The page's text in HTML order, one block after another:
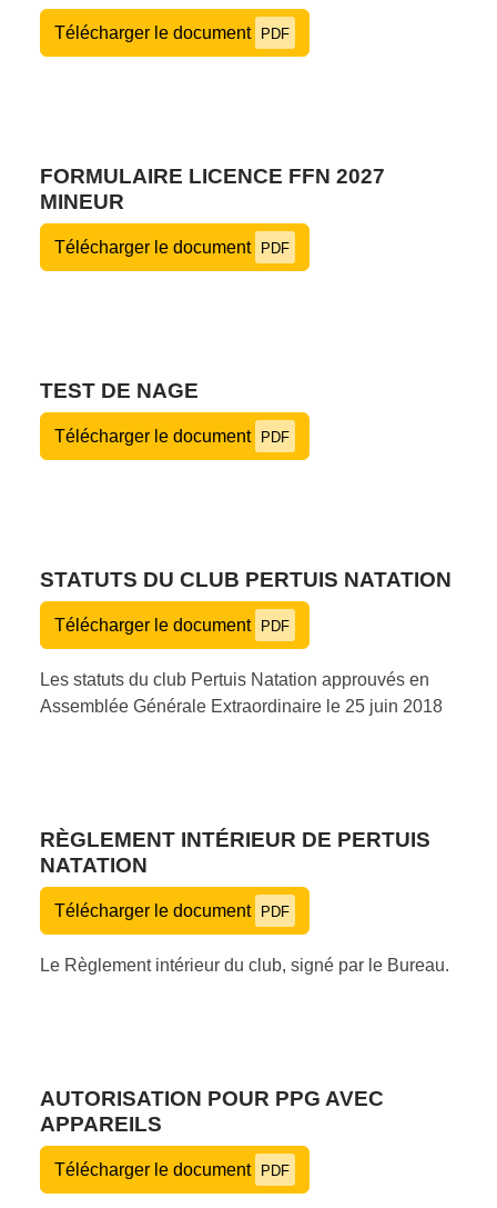
Télécharger le document PDF
FORMULAIRE LICENCE FFN 2027
MINEUR
Télécharger le document PDF
TEST DE NAGE
Télécharger le document PDF
STATUTS DU CLUB PERTUIS NATATION
Télécharger le document PDF
Les statuts du club Pertuis Natation approuvés en
Assemblée Générale Extraordinaire le 25 juin 2018
RÈGLEMENT INTÉRIEUR DE PERTUIS
NATATION
Télécharger le document PDF
Le Règlement intérieur du club, signé par le Bureau.
AUTORISATION POUR PPG AVEC
APPAREILS
Télécharger le document PDF